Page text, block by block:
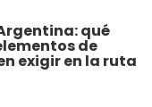
qué
de
exigir en la ruta